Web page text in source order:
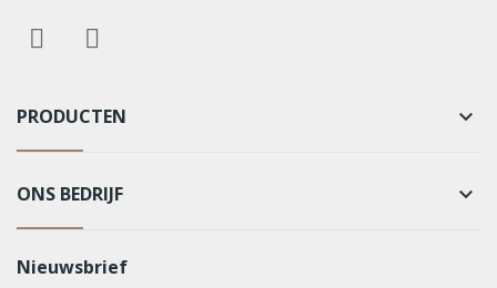
PRODUCTEN keyboard_arrow_down
ONS BEDRIJF keyboard_arrow_down
Nieuwsbrief